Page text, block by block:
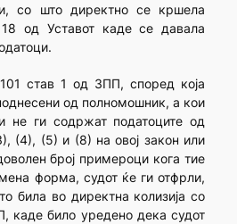
со што директно се кршела
од Уставот каде се давала
став 1 од ЗПП, според која
од полномошник, а кои
не ги содржат податоците од
(4), (5) и (8) на овој закон или
број примероци кога тие
форма, судот ќе ги отфрли,
била во директна колизија со
каде било уредено дека судот